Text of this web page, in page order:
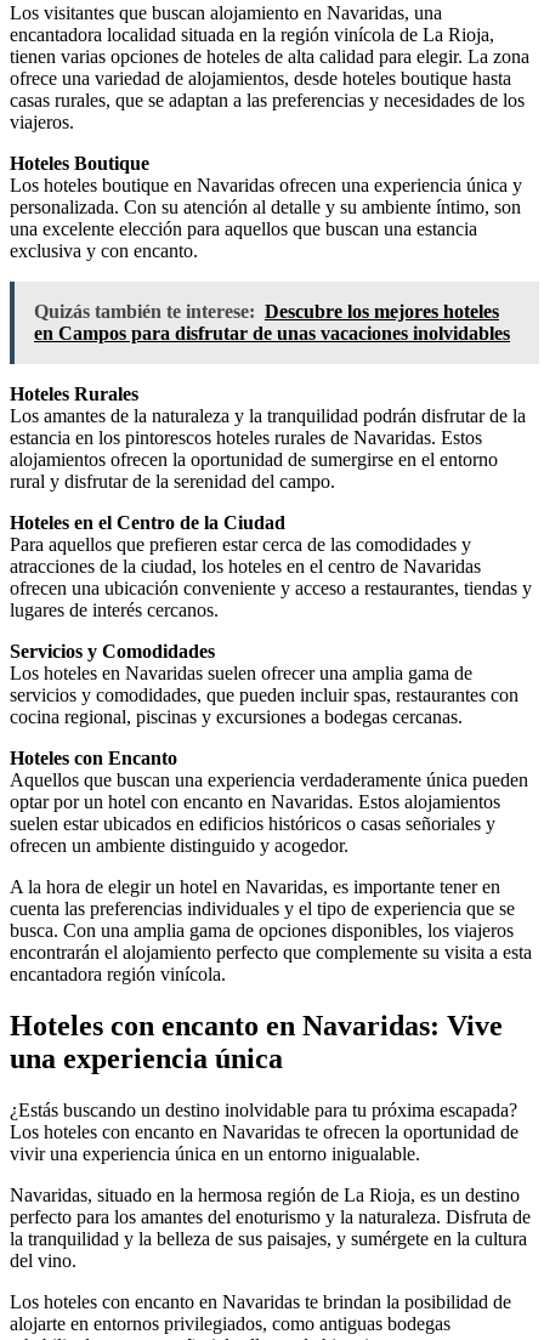
Los visitantes que buscan alojamiento en Navaridas, una
encantadora localidad situada en la región vinícola de La Rioja,
tienen varias opciones de hoteles de alta calidad para elegir. La zona
ofrece una variedad de alojamientos, desde hoteles boutique hasta
casas rurales, que se adaptan a las preferencias y necesidades de los
viajeros.
Hoteles Boutique
Los hoteles boutique en Navaridas ofrecen una experiencia única y
personalizada. Con su atención al detalle y su ambiente íntimo, son
una excelente elección para aquellos que buscan una estancia
exclusiva y con encanto.
Quizás también te interese: Descubre los mejores hoteles
en Campos para disfrutar de unas vacaciones inolvidables
Hoteles Rurales
Los amantes de la naturaleza y la tranquilidad podrán disfrutar de la
estancia en los pintorescos hoteles rurales de Navaridas. Estos
alojamientos ofrecen la oportunidad de sumergirse en el entorno
rural y disfrutar de la serenidad del campo.
Hoteles en el Centro de la Ciudad
Para aquellos que prefieren estar cerca de las comodidades y
atracciones de la ciudad, los hoteles en el centro de Navaridas
ofrecen una ubicación conveniente y acceso a restaurantes, tiendas y
lugares de interés cercanos.
Servicios y Comodidades
Los hoteles en Navaridas suelen ofrecer una amplia gama de
servicios y comodidades, que pueden incluir spas, restaurantes con
cocina regional, piscinas y excursiones a bodegas cercanas.
Hoteles con Encanto
Aquellos que buscan una experiencia verdaderamente única pueden
optar por un hotel con encanto en Navaridas. Estos alojamientos
suelen estar ubicados en edificios históricos o casas señoriales y
ofrecen un ambiente distinguido y acogedor.
A la hora de elegir un hotel en Navaridas, es importante tener en
cuenta las preferencias individuales y el tipo de experiencia que se
busca. Con una amplia gama de opciones disponibles, los viajeros
encontrarán el alojamiento perfecto que complemente su visita a esta
encantadora región vinícola.
Hoteles con encanto en Navaridas: Vive
una experiencia única
¿Estás buscando un destino inolvidable para tu próxima escapada?
Los hoteles con encanto en Navaridas te ofrecen la oportunidad de
vivir una experiencia única en un entorno inigualable.
Navaridas, situado en la hermosa región de La Rioja, es un destino
perfecto para los amantes del enoturismo y la naturaleza. Disfruta de
la tranquilidad y la belleza de sus paisajes, y sumérgete en la cultura
del vino.
Los hoteles con encanto en Navaridas te brindan la posibilidad de
alojarte en entornos privilegiados, como antiguas bodegas